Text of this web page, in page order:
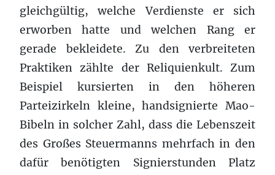
gleichgültig, welche Verdienste er sich
erworben hatte und welchen Rang er
gerade bekleidete. Zu den verbreiteten
Praktiken zählte der Reliquienkult. Zum
Beispiel kursierten in den höheren
Parteizirkeln kleine, handsignierte Mao-
Bibeln in solcher Zahl, dass die Lebenszeit
des Großes Steuermanns mehrfach in den
dafür benötigten Signierstunden Platz